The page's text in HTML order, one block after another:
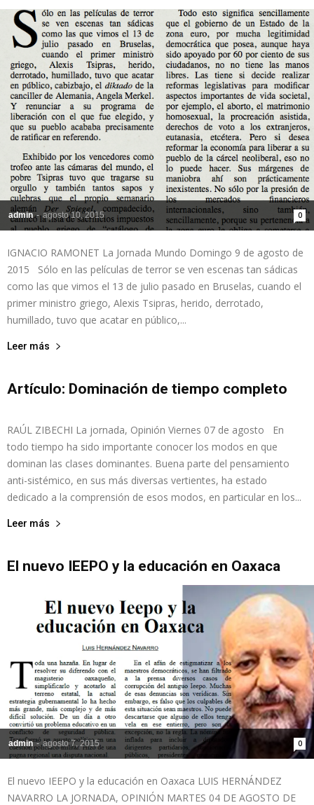
admin - agosto 10, 2015 0
IGNACIO RAMONET La Jornada Mundo Domingo 9 de agosto de
2015 Sólo en las películas de terror se ven escenas tan sádicas
como las que vimos el 13 de julio pasado en Bruselas, cuando el
primer ministro griego, Alexis Tsipras, herido, derrotado,
humillado, tuvo que acatar en público,...
Leer más
Artículo: Dominación de tiempo completo
admin - agosto 8, 2015
RAÚL ZIBECHI La jornada, Opinión Viernes 07 de agosto En
todo tiempo ha sido importante conocer los modos en que
dominan las clases dominantes. Buena parte del pensamiento
anti-sistémico, en sus más diversas vertientes, ha estado
dedicado a la comprensión de esos modos, en particular en los...
Leer más
El nuevo IEEPO y la educación en Oaxaca
admin - agosto 7, 2015 0
El nuevo IEEPO y la educación en Oaxaca LUIS HERNÁNDEZ
NAVARRO LA JORNADA, OPINIÓN MARTES 04 DE AGOSTO DE